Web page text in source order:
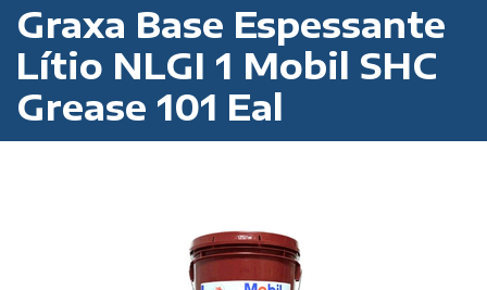
Graxa Base Espessante
Lítio NLGI 1 Mobil SHC
Grease 101 Eal